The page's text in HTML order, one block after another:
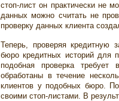
стоп-лист он практически не
данных можно считать не
проверку данных клиента
Теперь, проверяя кредитную
бюро кредитных историй для
подобная проверка
обработаны в течение
клиентов у подобных бюро.
своими стоп-листами. В